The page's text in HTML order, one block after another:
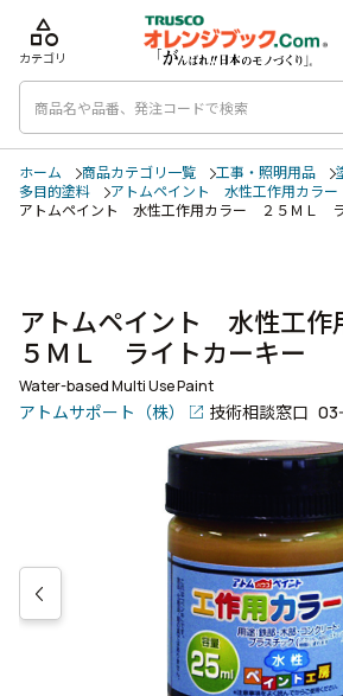
category
カテゴリ
ホーム 商品カテゴリ一覧 工事・照明用品
多目的塗料
アトムペイント 水性工作用カラ
アトムペイント 水性工作用カラー ２５ＭＬ
アトムペイント 水性工
５ＭＬ ライトカーキー
Water-based Multi Use Paint
アトムサポート（株） 技術相談窓口